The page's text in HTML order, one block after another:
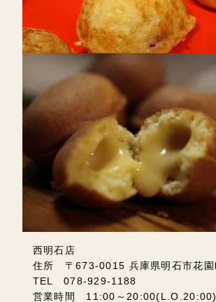
西明石店
住所 〒673-0015 兵庫県明石市花園
TEL 078-929-1188
営業時間 11:00～20:00(L.O.20:00)